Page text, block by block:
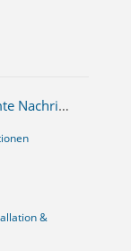
Wie kann ich erreichen, dass bestimmte Nachrichten markiert werden (etwa mit einer Farbe)?
&